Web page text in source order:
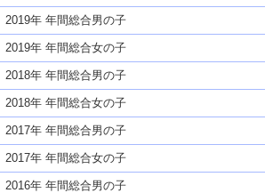
2019年 年間総合男の子
2019年 年間総合女の子
2018年 年間総合男の子
2018年 年間総合女の子
2017年 年間総合男の子
2017年 年間総合女の子
2016年 年間総合男の子